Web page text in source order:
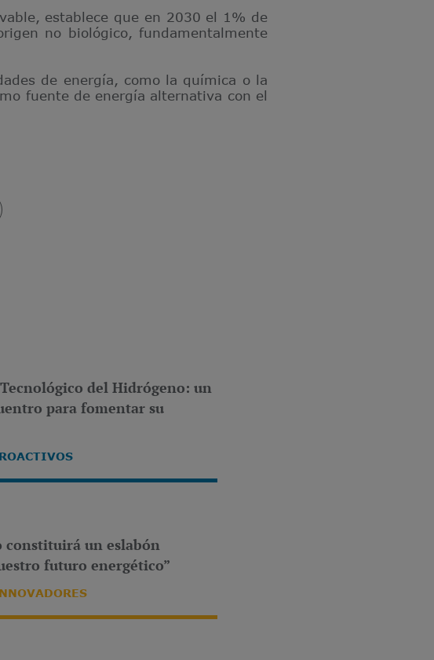
establece que en 2030 el 1% de
no biológico, fundamentalmente
de energía, como la química o la
fuente de energía alternativa con el
del Hidrógeno: un
para fomentar su
constituirá un eslabón
futuro energético”